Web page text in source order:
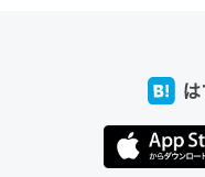
り時間を日数にする
─たまにLINEするくらい
コミュニケーションが劇